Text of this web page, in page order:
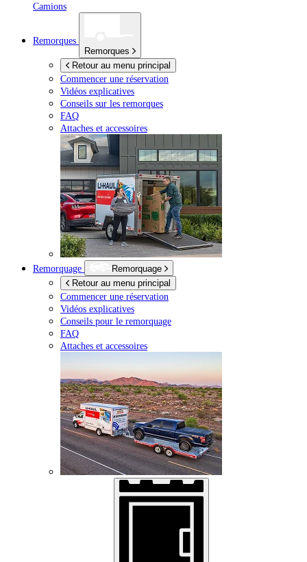
Camions
Remorques
Remorques
Retour au menu principal
Commencer une réservation
Vidéos explicatives
Conseils sur les remorques
FAQ
Attaches et accessoires
Remorquage
Remorquage
Retour au menu principal
Commencer une réservation
Vidéos explicatives
Conseils pour le remorquage
FAQ
Attaches et accessoires